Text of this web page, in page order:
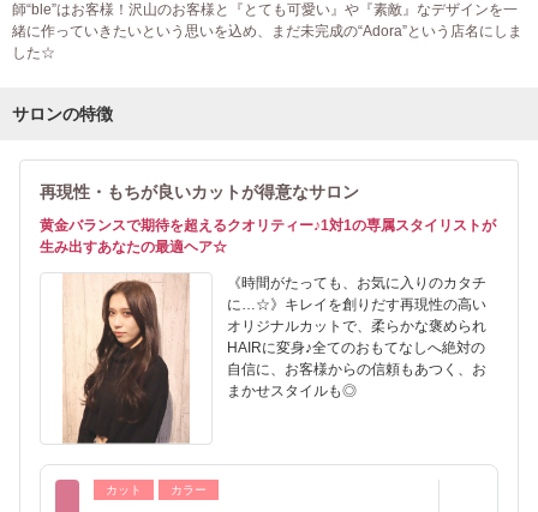
師“ble”はお客様！沢山のお客様と『とても可愛い』や『素敵』なデザインを一
緒に作っていきたいという思いを込め、まだ未完成の“Adora”という店名にしま
した☆
サロンの特徴
再現性・もちが良いカットが得意なサロン
黄金バランスで期待を超えるクオリティー♪1対1の専属スタイリストが
生み出すあなたの最適ヘア☆
《時間がたっても、お気に入りのカタチ
に…☆》キレイを創りだす再現性の高い
オリジナルカットで、柔らかな褒められ
HAIRに変身♪全てのおもてなしへ絶対の
自信に、お客様からの信頼もあつく、お
まかせスタイルも◎
カット カラー